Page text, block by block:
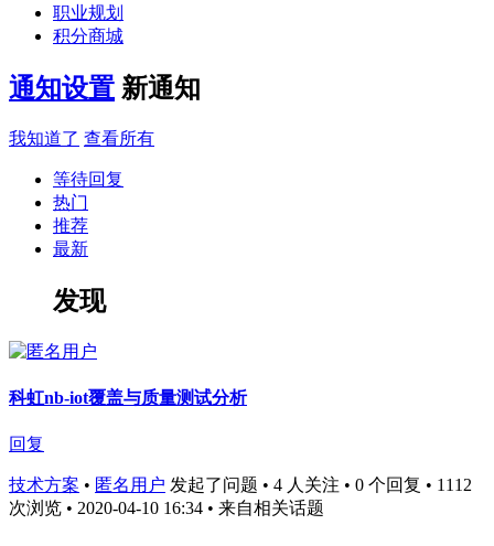
职业规划
积分商城
通知设置 新通知
我知道了 查看所有
等待回复
热门
推荐
最新
发现
科虹nb-iot覆盖与质量测试分析
回复
技术方案 • 匿名用户 发起了问题 • 4 人关注 • 0 个回复 • 1112
次浏览 • 2020-04-10 16:34 • 来自相关话题